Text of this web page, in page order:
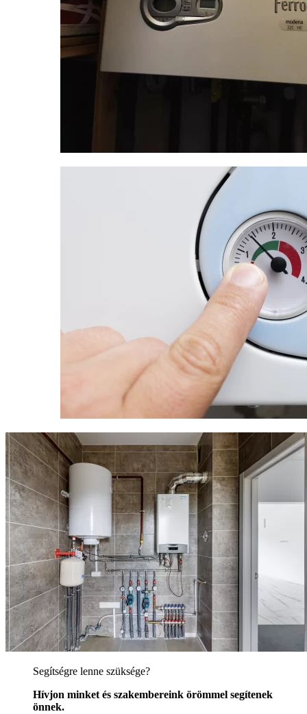
Segítségre lenne szüksége?
Hívjon minket és szakembereink örömmel segítenek
önnek.